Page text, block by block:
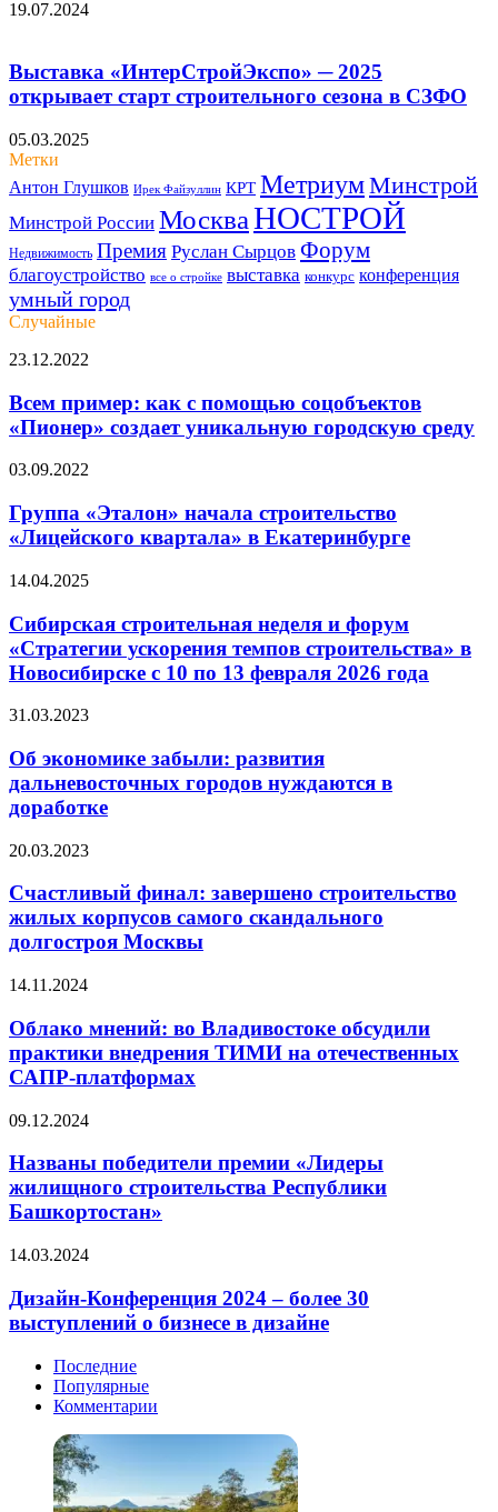
19.07.2024
Выставка «ИнтерСтройЭкспо» ─ 2025
открывает старт строительного сезона в СЗФО
05.03.2025
Метки
Антон Глушков Ирек Файзуллин КРТ МетриумМинстрой
Минстрой России МоскваНОСТРОЙ
Недвижимость Премия Руслан Сырцов Форум
благоустройство все о стройке выставка конкурс конференция
умный город
Случайные
Всем
как
с
помощью
«Пионер»
уникальную
городскую
23.12.2022
Всем пример: как с помощью соцобъектов
«Пионер» создает уникальную городскую среду
Группа
начала
строительство
«Лицейского
в
03.09.2022
Группа «Эталон» начала строительство
«Лицейского квартала» в Екатеринбурге
Сибирская
неделя
и
форум
«Стратегии
темпов
в
Новосибирске
с
10
13
2026
года
14.04.2025
Сибирская строительная неделя и форум
«Стратегии ускорения темпов строительства» в
Новосибирске с 10 по 13 февраля 2026 года
Об
забыли:
развития
дальневосточных
городов
в
31.03.2023
Об экономике забыли: развития
дальневосточных городов нуждаются в
доработке
Счастливый
завершено
жилых
корпусов
скандального
Москвы
20.03.2023
Счастливый финал: завершено строительство
жилых корпусов самого скандального
долгостроя Москвы
Облако
во
Владивостоке
обсудили
практики
ТИМИ
отечественных
САПР-
платформах
14.11.2024
Облако мнений: во Владивостоке обсудили
практики внедрения ТИМИ на отечественных
САПР-платформах
Названы
премии
жилищного
строительства
Башкортостан»
09.12.2024
Названы победители премии «Лидеры
жилищного строительства Республики
Башкортостан»
Дизайн-
2024
–
более
выступлений
бизнесе
дизайне
14.03.2024
Дизайн-Конференция 2024 – более 30
выступлений о бизнесе в дизайне
Последние
Популярные
Комментарии